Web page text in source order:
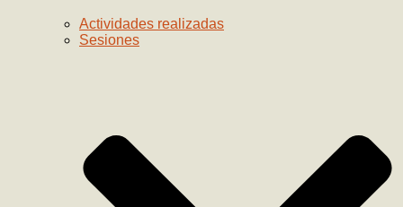
Actividades realizadas
Sesiones